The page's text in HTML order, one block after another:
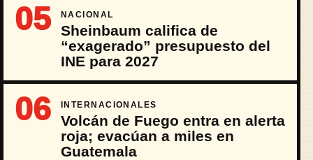
05 NACIONAL
Sheinbaum califica de
“exagerado” presupuesto del
INE para 2027
06 INTERNACIONALES
Volcán de Fuego entra en alerta
roja; evacúan a miles en
Guatemala